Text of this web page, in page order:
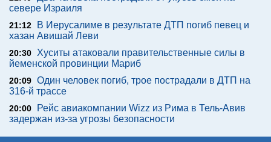
севере Израиля
21:12
В Иерусалиме в результате ДТП погиб певец и
хазан Авишай Леви
20:30 Хуситы атаковали правительственные силы в
йеменской провинции Мариб
20:09 Один человек погиб, трое пострадали в ДТП на
316-й трассе
20:00
Рейс авиакомпании Wizz из Рима в Тель-Авив
задержан из-за угрозы безопасности